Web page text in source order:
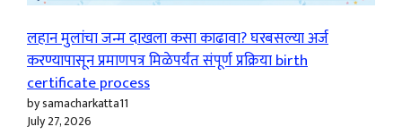
लहान मुलांचा जन्म दाखला कसा काढावा? घरबसल्या अर्ज
करण्यापासून प्रमाणपत्र मिळेपर्यंत संपूर्ण प्रक्रिया birth
certificate process
by samacharkatta11
July 27, 2026